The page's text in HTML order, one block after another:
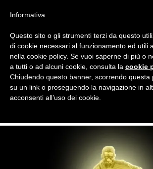
Home Night Awards Premio Ricardo Oliveira
PREMIO RICARDO OLIVEIRA
Il Premio Ricardo Oliveira, il premio
Milan Night per premiare il peggior
Milan. Potete votare solo su Milan Night, la
Informativa
Questo sito o gli strumenti terzi da questo
di cookie necessari al funzionamento ed utili
nella cookie policy. Se vuoi saperne di più o
a tutti o ad alcuni cookie, consulta la cookie
Chiudendo questo banner, scorrendo questa
su un link o proseguendo la navigazione in
acconsenti all’uso dei cookie.